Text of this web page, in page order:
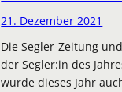
21. Dezember 2021
Die Segler-Zeitung
der Segler:in des
wurde dieses Jahr